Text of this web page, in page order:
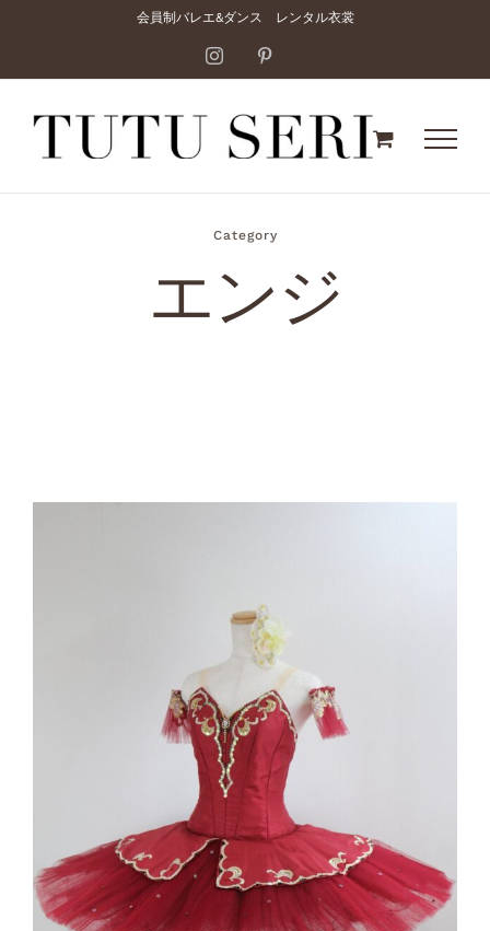
content
会員制バレエ&ダンス レンタル衣裳
Instagram
Category
エンジ